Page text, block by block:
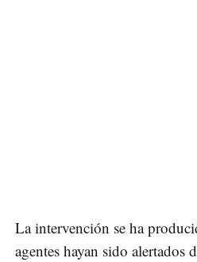
La intervención se ha
agentes hayan sido alertados